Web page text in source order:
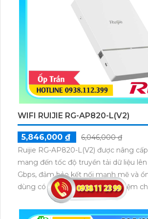
WIFI RUIJIE RG-AP820-L(V2)
5,846,000 ₫
6,046,000 ₫
Ruijie RG-AP820-L(V2) được nâng
mang đến tốc độ truyền tải dữ liệu
Gbps, đảm bảo kết nối mạnh mẽ và
dùng có thể tận hưởng trải nghiệm
mạch, duy trì tính liên tục của dịch vụ
chuyển trong không gian rộng.